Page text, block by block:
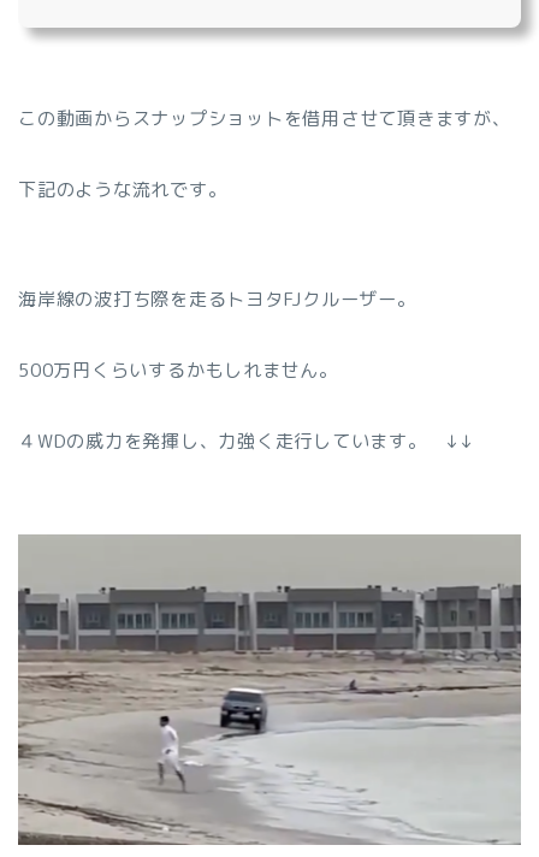
この動画からスナップショットを借用させて頂きますが、
下記のような流れです。
海岸線の波打ち際を走るトヨタFJクルーザー。
500万円くらいするかもしれません。
４WDの威力を発揮し、力強く走行しています。 ↓↓